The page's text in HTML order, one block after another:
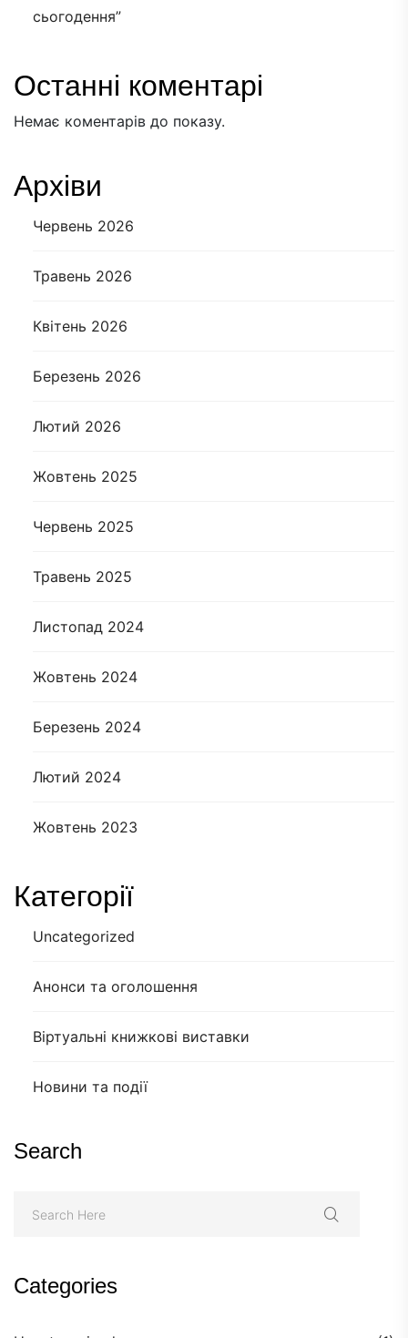
сьогодення”
Останні коментарі
Немає коментарів до показу.
Архіви
Червень 2026
Травень 2026
Квітень 2026
Березень 2026
Лютий 2026
Жовтень 2025
Червень 2025
Травень 2025
Листопад 2024
Жовтень 2024
Березень 2024
Лютий 2024
Жовтень 2023
Категорії
Uncategorized
Анонси та оголошення
Віртуальні книжкові виставки
Новини та події
Search
Categories